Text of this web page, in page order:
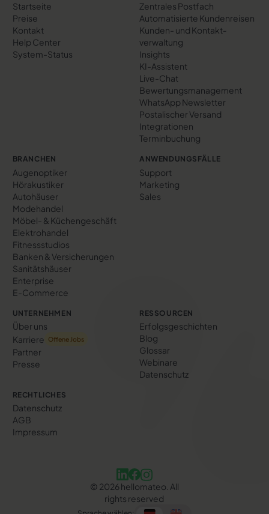
Startseite
Preise
Kontakt
Help Center
System-Status
Zentrales Postfach
Automatisierte Kundenreisen
Kunden- und Kontakt­
verwaltung
Insights
KI-Assistent
Live-Chat
Bewertungs­management
WhatsApp Newsletter
Postalischer Versand
Integrationen
Terminbuchung
BRANCHEN
Augenoptiker
Hörakustiker
Autohäuser
Modehandel
Möbel- & Küchengeschäft
Elektrohandel
Fitnessstudios
Banken & Versicherungen
Sanitätshäuser
Enterprise
E-Commerce
ANWENDUNGSFÄLLE
Support
Marketing
Sales
UNTERNEHMEN
Über uns
Karriere
Offene Jobs
Partner
Presse
RESSOURCEN
Erfolgs­geschichten
Blog
Glossar
Webinare
Datenschutz
RECHTLICHES
Datenschutz
AGB
Impressum
© 2026 hellomateo. All
rights reserved